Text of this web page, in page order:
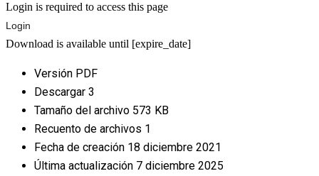
Login is required to access this page
Login
Download is available until [expire_date]
Versión PDF
Descargar 3
Tamaño del archivo 573 KB
Recuento de archivos 1
Fecha de creación 18 diciembre 2021
Última actualización 7 diciembre 2025